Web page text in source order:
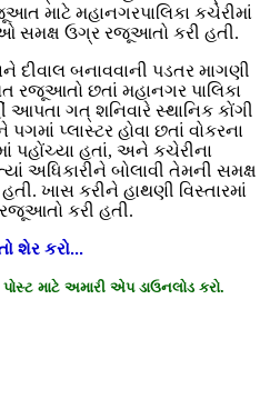
માટે મહાનગરપાલિકા કચેરીમાં
સમક્ષ ઉગ્ર રજૂઆતો કરી હતી.
દીવાલ બનાવવાની પડતર માગણી
રજૂઆતો છતાં મહાનગર પાલિકા
આપતા ગત્ શનિવારે સ્થાનિક કોંગી
પગમાં પ્લાસ્ટર હોવા છતાં વોકરના
પહોંચ્યા હતાં, અને કચેરીના
અધિકારીને બોલાવી તેમની સમક્ષ
ખાસ કરીને હાથણી વિસ્તારમાં
રજૂઆતો કરી હતી.
શેર કરો...
પોસ્ટ માટે અમારી એપ ડાઉનલોડ કરો.